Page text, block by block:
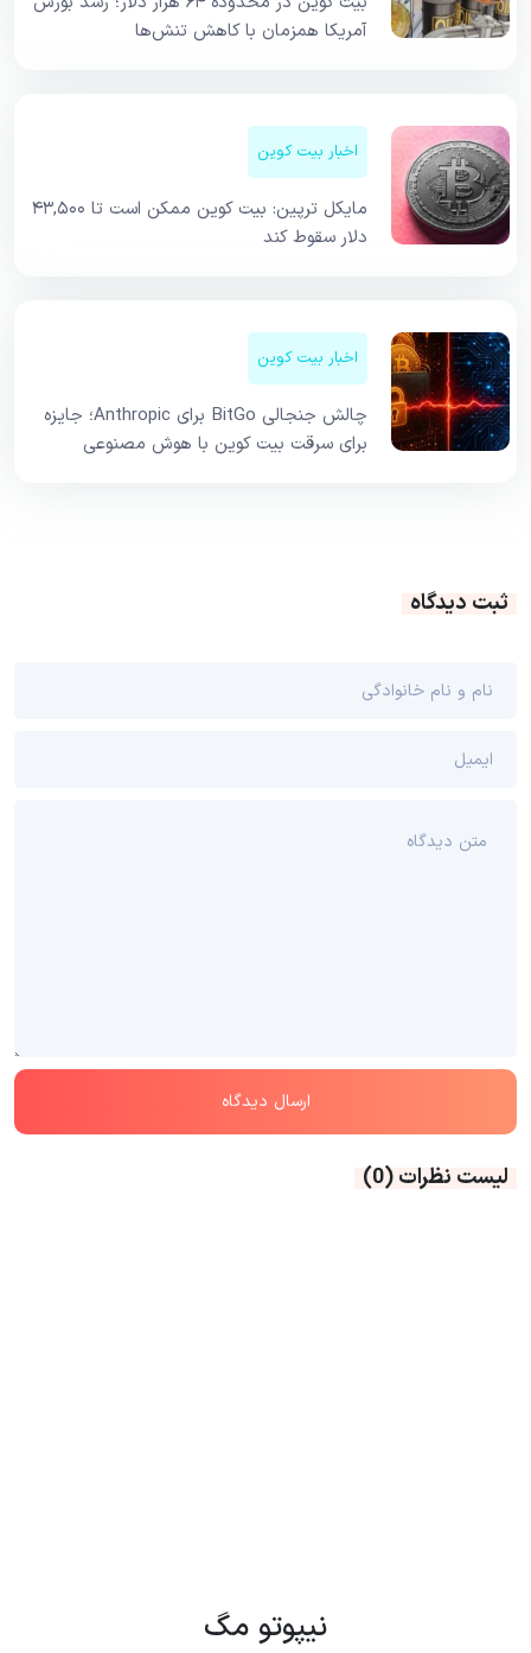
آمریکا همزمان با کاهش تنش‌ها
اخبار بیت کوین
مایکل ترپین: بیت کوین ممکن است تا ۴۳,۵۰۰
دلار سقوط کند
اخبار بیت کوین
چالش جنجالی BitGo برای Anthropic؛ جایزه
برای سرقت بیت کوین با هوش مصنوعی
ثبت دیدگاه
لیست نظرات(0)
نیپوتو مگ